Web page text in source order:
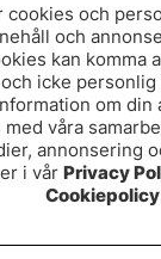
cookies och
och
kan komma
icke personlig
om din
våra
annonsering
i vår Privacy
Cookiepolicy